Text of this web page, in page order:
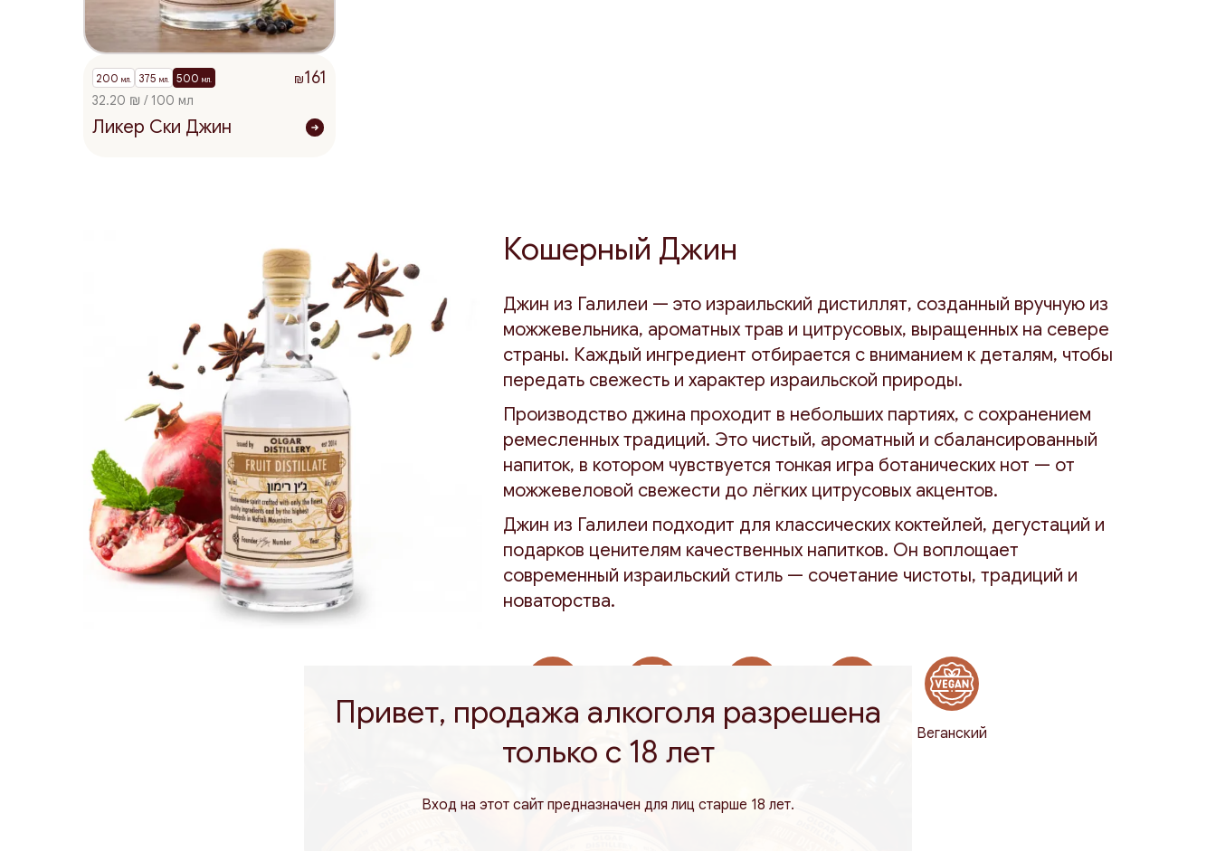
500 мл.
375 мл.
200 мл. ₪161
32.20 ₪ / 100 мл
Ликер Ски Джин
Кошерный Джин
Джин из Галилеи — это израильский дистиллят, созданный вручную из
можжевельника, ароматных трав и цитрусовых, выращенных на севере
страны. Каждый ингредиент отбирается с вниманием к деталям, чтобы
передать свежесть и характер израильской природы.
Производство джина проходит в небольших партиях, с сохранением
ремесленных традиций. Это чистый, ароматный и сбалансированный
напиток, в котором чувствуется тонкая игра ботанических нот — от
можжевеловой свежести до лёгких цитрусовых акцентов.
Джин из Галилеи подходит для классических коктейлей, дегустаций и
подарков ценителям качественных напитков. Он воплощает
современный израильский стиль — сочетание чистоты, традиций и
новаторства.
Продукция
Израиля
Министерства
Кошерно для
Веганский
Привет, продажа алкоголя разрешена
только с 18 лет
Вход на этот сайт предназначен для лиц старше 18 лет.